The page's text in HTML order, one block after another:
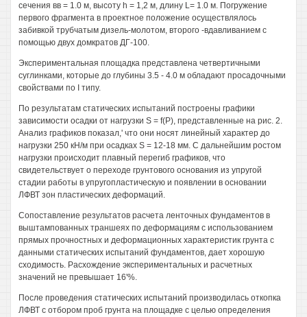
сечения вв = 1.0 м, высоту h = 1,2 м, длину L= 1.0 м. Погружение
первого фрагмента в проектное положение осуществлялось
забивкой трубчатым дизель-молотом, второго -вдавливанием с
помощью двух домкратов ДГ-100.
Экспериментальная площадка представлена четвертичными
суглинками, которые до глубины 3.5 - 4.0 м обладают просадочными
свойствами по I типу.
По результатам статических испытаний построены графики
зависимости осадки от нагрузки S = f(P), представленные на рис. 2.
Анализ графиков показал,' что они носят линейный характер до
нагрузки 250 кН/м при осадках S = 12-18 мм. С дальнейшим ростом
нагрузки происходит плавный перегиб графиков, что
свидетельствует о переходе грунтового основания из упругой
стадии работы в упругопластическую и появлении в основании
ЛФВТ зон пластических деформаций.
Сопоставление результатов расчета ленточных фундаментов в
выштампованных траншеях по деформациям с использованием
прямых прочностных и деформационных характеристик грунта с
данными статических испытаний фундаментов, дает хорошую
сходимость. Расхождение экспериментальных и расчетных
значений не превышает 16'%.
После проведения статических испытаний производилась откопка
ЛФВТ с отбором проб грунта на площадке с целью определения